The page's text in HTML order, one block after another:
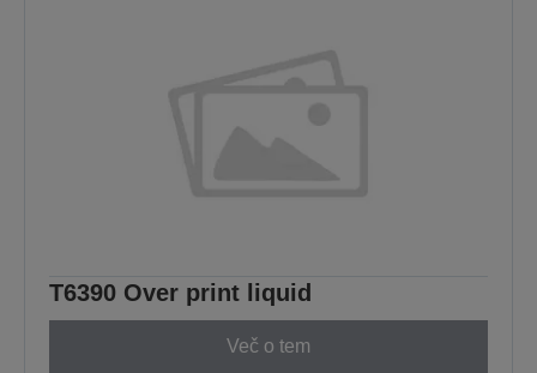
T6390 Over print liquid
Več o tem